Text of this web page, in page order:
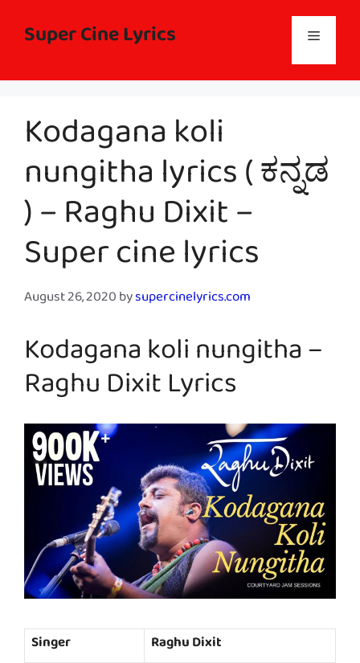
contentSuper Cine Lyrics Menu
Kodagana koli
nungitha lyrics ( ಕನ್ನಡ
) – Raghu Dixit –
Super cine lyrics
August 26, 2020bysupercinelyrics.com
Kodagana koli nungitha –
Raghu Dixit Lyrics
Singer
Raghu Dixit